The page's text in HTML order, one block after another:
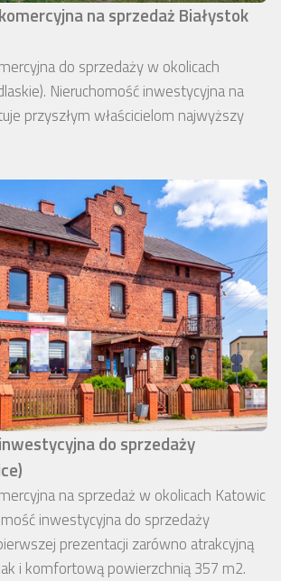
na sprzedaż Białystok
do sprzedaży w okolicach
Nieruchomość inwestycyjna na
przyszłym właścicielom najwyższy
do sprzedaży
na sprzedaż w okolicach Katowic
inwestycyjna do sprzedaży
prezentacji zarówno atrakcyjną
i komfortową powierzchnią 357 m2.